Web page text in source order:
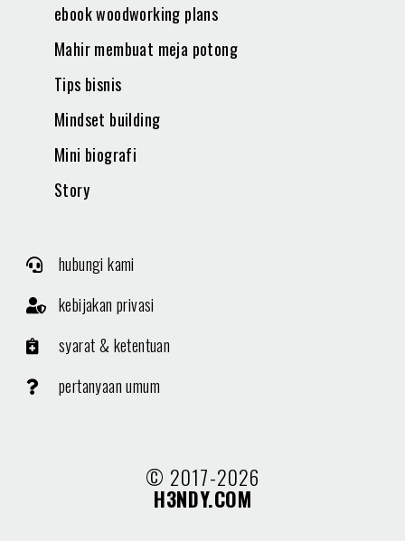
ebook woodworking plans
Mahir membuat meja potong
Tips bisnis
Mindset building
Mini biografi
Story
hubungi kami
kebijakan privasi
syarat & ketentuan
pertanyaan umum
© 2017-2026
H3NDY.COM